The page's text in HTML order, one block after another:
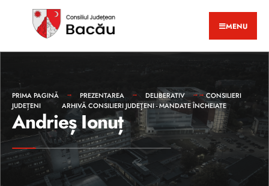
MENU
PRIMA PAGINĂ PREZENTAREA DELIBERATIV
CONSILIERI
JUDEȚENI
ARHIVĂ CONSILIERI JUDEȚENI - MANDATE ÎNCHEIATE
Andrieș Ionuț